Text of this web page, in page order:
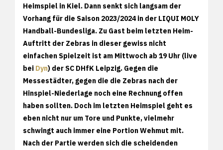
Heimspiel in Kiel. Dann senkt sich langsam der
Vorhang für die Saison 2023/2024 in der LIQUI MOLY
Handball-Bundesliga. Zu Gast beim letzten Heim-
Auftritt der Zebras in dieser gewiss nicht
einfachen Spielzeit ist am Mittwoch ab 19 Uhr (live
bei Dyn) der SC DHfK Leipzig. Gegen die
Messestädter, gegen die die Zebras nach der
Hinspiel-Niederlage noch eine Rechnung offen
haben sollten. Doch im letzten Heimspiel geht es
eben nicht nur um Tore und Punkte, vielmehr
schwingt auch immer eine Portion Wehmut mit.
Nach der Partie werden sich die scheidenden